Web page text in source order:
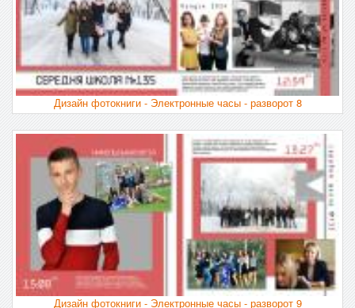
Дизайн фотокниги - Электронные часы - разворот 8
Дизайн фотокниги - Электронные часы - разворот 9